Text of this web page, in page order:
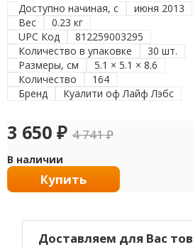
Доступно начиная, с
июня 2013
Вес
0.23 кг
UPC Код
812259003295
Количество в упаковке
30 шт.
Размеры, см
5.1 × 5.1 × 8.6
Количество
164
Бренд
Куалити оф Лайф Лэбс
3 650 ₽ 4 741₽
В наличии
Купить
Доставляем для Вас